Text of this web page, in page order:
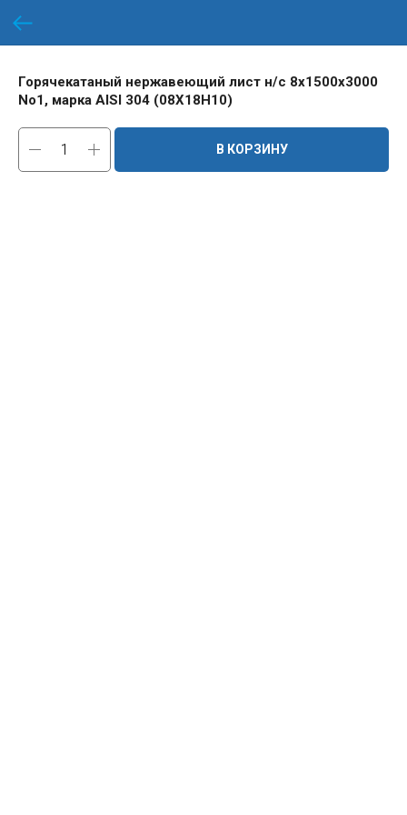
Горячекатаный нержавеющий лист н/с 8х1500х3000
No1, марка AISI 304 (08Х18Н10)
В КОРЗИНУ